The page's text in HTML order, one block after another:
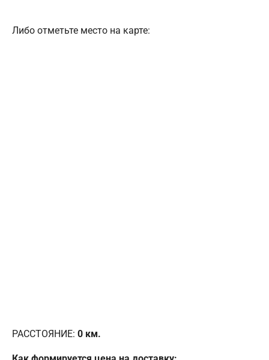
Либо отметьте место на карте:
РАССТОЯНИЕ: 0 км.